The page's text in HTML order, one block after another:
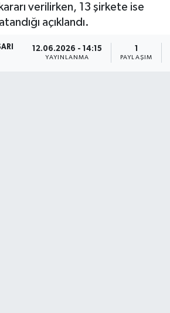
verilirken, 13 şirkete ise
açıklandı.
12.06.2026 - 14:15
YAYINLANMA
1
PAYLAŞIM